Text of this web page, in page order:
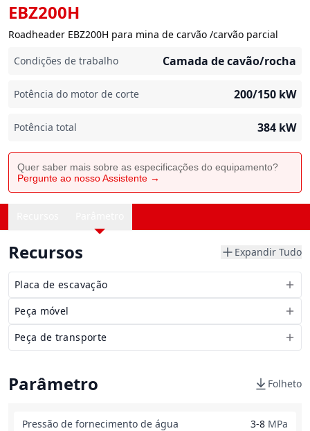
EBZ200H
Roadheader EBZ200H para mina de carvão /carvão parcial
Condições de trabalho
Camada de cavão/rocha
Potência do motor de corte 200/150 kW
Potência total 384 kW
Quer saber mais sobre as especificações do equipamento?
Pergunte ao nosso Assistente →
Recursos Expandir Tudo
Placa de escavação
Peça móvel
Peça de transporte
Parâmetro Folheto
Pressão de fornecimento de água 3-8 MPa